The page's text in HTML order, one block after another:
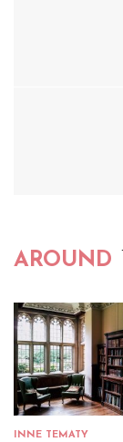
AROUND
INNE TEMATY